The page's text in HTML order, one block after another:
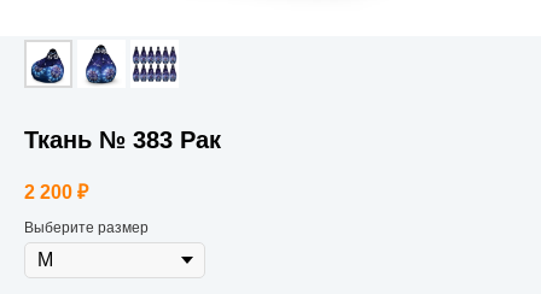
Ткань № 383 Рак
2 200 ₽
Выберите размер